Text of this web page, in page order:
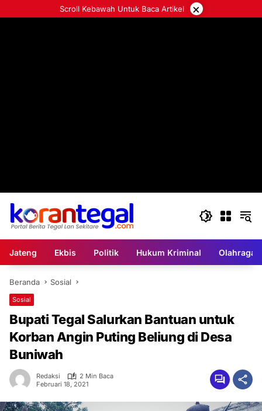
ke
Scroll Kebawah Untuk Baca Artikel ×
Jateng Ekbis Politik Hukum Kriminal Olahraga
Beranda Sosial
Sosial
Bupati Tegal Salurkan Bantuan untuk
Korban Angin Puting Beliung di Desa
Buniwah
Redaksi
2 Min Baca
Februari 18, 2021